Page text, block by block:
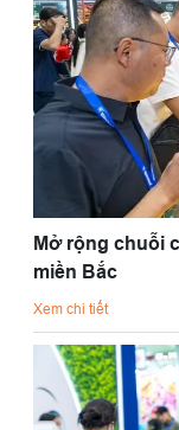
Mở rộng chuỗi
miền Bắc
Xem chi tiết